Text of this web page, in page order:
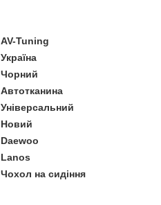
AV-Tuning
Україна
Чорний
Автотканина
Універсальний
Новий
Daewoo
Lanos
Чохол на сидіння